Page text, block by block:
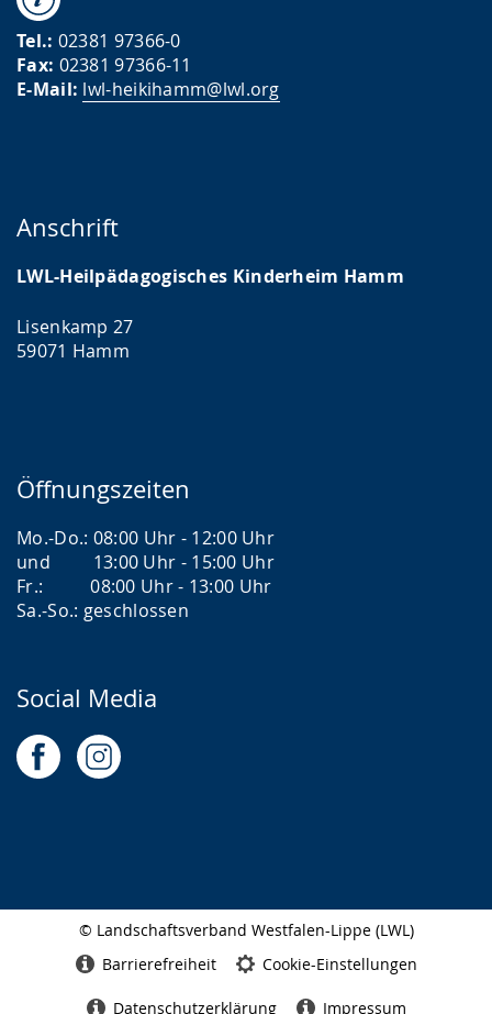
Tel.: 02381 97366-0
Fax: 02381 97366-11
E-Mail: lwl-heikihamm@lwl.org
Anschrift
LWL-Heilpädagogisches Kinderheim Hamm
Lisenkamp 27
59071 Hamm
Öffnungszeiten
Mo.-Do.: 08:00 Uhr - 12:00 Uhr
und 13:00 Uhr - 15:00 Uhr
Fr.: 08:00 Uhr - 13:00 Uhr
Sa.-So.: geschlossen
Social Media
© Landschaftsverband Westfalen-Lippe (LWL)
Barrierefreiheit Cookie-Einstellungen
Datenschutzerklärung Impressum